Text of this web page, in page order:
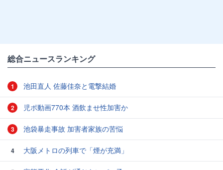
総合ニュースランキング
1 池田直人 佐藤佳奈と電撃結婚
2 児ポ動画770本 酒飲ませ性加害か
3 池袋暴走事故 加害者家族の苦悩
4 大阪メトロの列車で「煙が充満」